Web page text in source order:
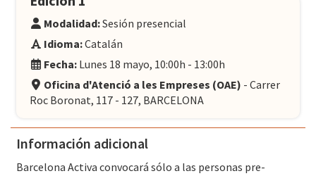
Modalidad:Sesión presencial
Idioma:Catalán
Fecha: Lunes 18 mayo, 10:00h - 13:00h
Oficina d'Atenció a les Empreses (OAE) - Carrer
Roc Boronat, 117 - 127, BARCELONA
Información adicional
Barcelona Activa convocará sólo a las personas pre-